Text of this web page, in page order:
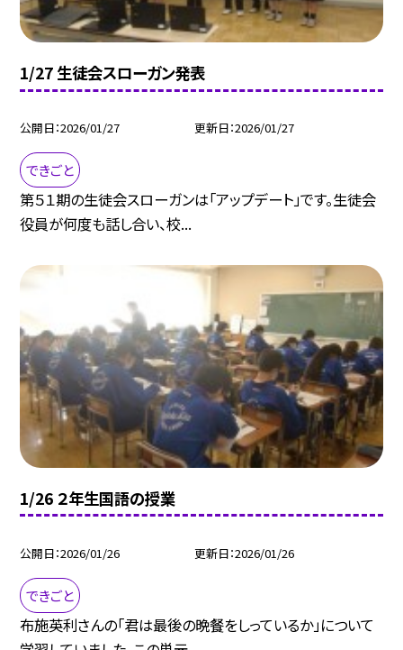
1/27 生徒会スローガン発表
公開日 2026/01/27 更新日 2026/01/27
できごと
第５１期の生徒会スローガンは「アップデート」です。生徒会
役員が何度も話し合い、校...
1/26 ２年生国語の授業
公開日 2026/01/26 更新日 2026/01/26
できごと
布施英利さんの「君は最後の晩餐をしっているか」について